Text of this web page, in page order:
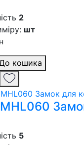
2
шт
кошика
5